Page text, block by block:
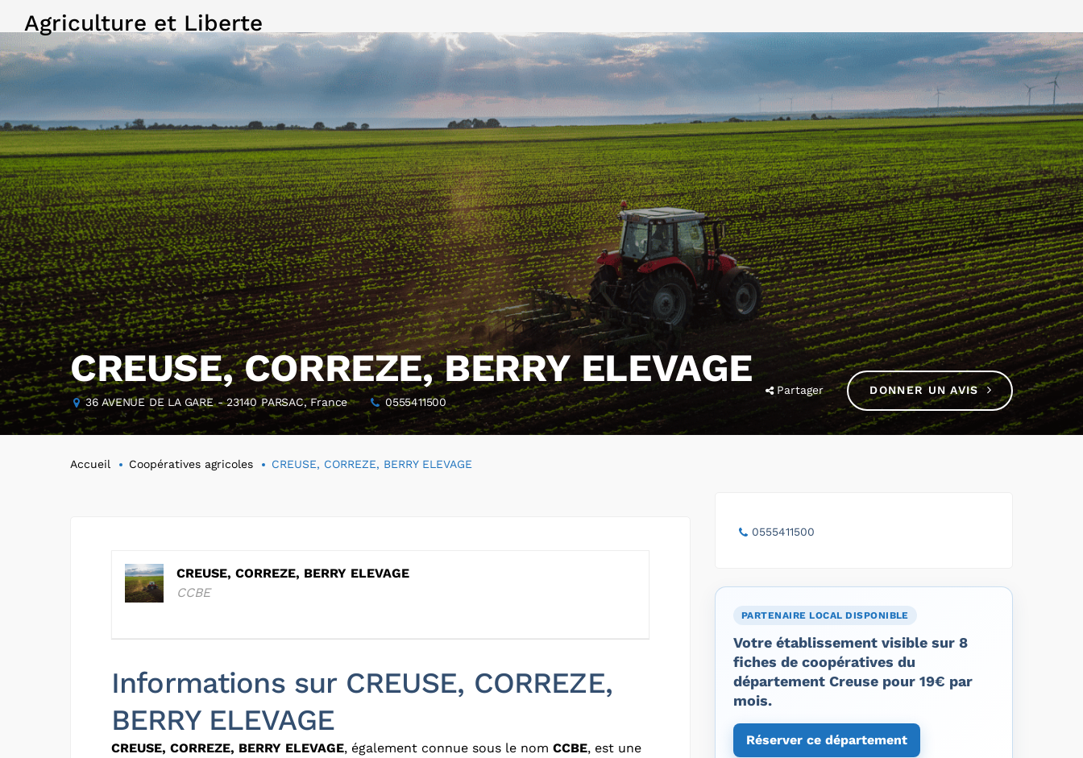
Agriculture et Liberte
CREUSE, CORREZE, BERRY ELEVAGE
36 AVENUE DE LA GARE - 23140 PARSAC, France 0555411500
Partager DONNER UN AVIS
Accueil Coopératives agricoles CREUSE, CORREZE, BERRY ELEVAGE
CREUSE, CORREZE, BERRY ELEVAGE
CCBE
Informations sur CREUSE, CORREZE,
BERRY ELEVAGE
CREUSE, CORREZE, BERRY ELEVAGE, également connue sous le nom CCBE, est une
0555411500
PARTENAIRE LOCAL DISPONIBLE
Votre établissement visible sur 8
fiches de coopératives du
département Creuse pour 19€ par
mois.
Réserver ce département